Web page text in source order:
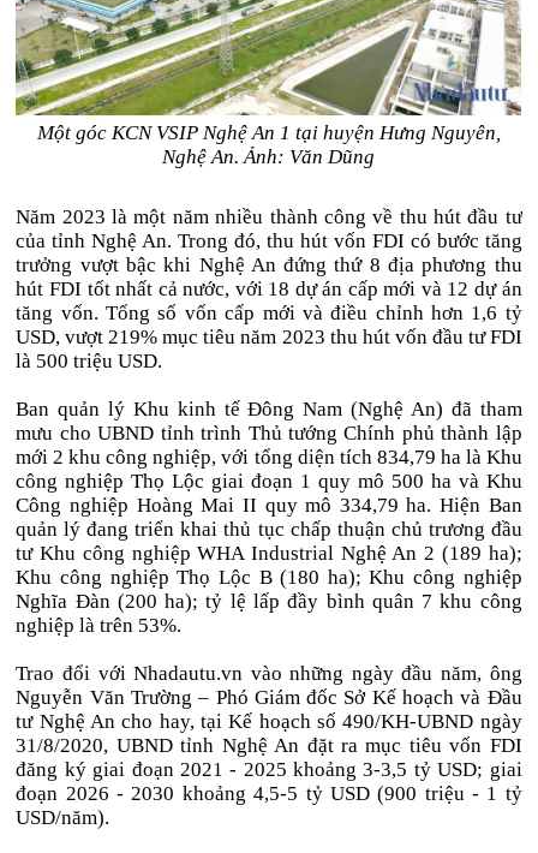
Một góc KCN VSIP Nghệ An 1 tại huyện Hưng Nguyên,
Nghệ An. Ảnh: Văn Dũng
Năm 2023 là một năm nhiều thành công về thu hút đầu tư
của tỉnh Nghệ An. Trong đó, thu hút vốn FDI có bước tăng
trưởng vượt bậc khi Nghệ An đứng thứ 8 địa phương thu
hút FDI tốt nhất cả nước, với 18 dự án cấp mới và 12 dự án
tăng vốn. Tổng số vốn cấp mới và điều chỉnh hơn 1,6 tỷ
USD, vượt 219% mục tiêu năm 2023 thu hút vốn đầu tư FDI
là 500 triệu USD.
Ban quản lý Khu kinh tế Đông Nam (Nghệ An) đã tham
mưu cho UBND tỉnh trình Thủ tướng Chính phủ thành lập
mới 2 khu công nghiệp, với tổng diện tích 834,79 ha là Khu
công nghiệp Thọ Lộc giai đoạn 1 quy mô 500 ha và Khu
Công nghiệp Hoàng Mai II quy mô 334,79 ha. Hiện Ban
quản lý đang triển khai thủ tục chấp thuận chủ trương đầu
tư Khu công nghiệp WHA Industrial Nghệ An 2 (189 ha);
Khu công nghiệp Thọ Lộc B (180 ha); Khu công nghiệp
Nghĩa Đàn (200 ha); tỷ lệ lấp đầy bình quân 7 khu công
nghiệp là trên 53%.
Trao đổi với Nhadautu.vn vào những ngày đầu năm, ông
Nguyễn Văn Trường – Phó Giám đốc Sở Kế hoạch và Đầu
tư Nghệ An cho hay, tại Kế hoạch số 490/KH-UBND ngày
31/8/2020, UBND tỉnh Nghệ An đặt ra mục tiêu vốn FDI
đăng ký giai đoạn 2021 - 2025 khoảng 3-3,5 tỷ USD; giai
đoạn 2026 - 2030 khoảng 4,5-5 tỷ USD (900 triệu - 1 tỷ
USD/năm).